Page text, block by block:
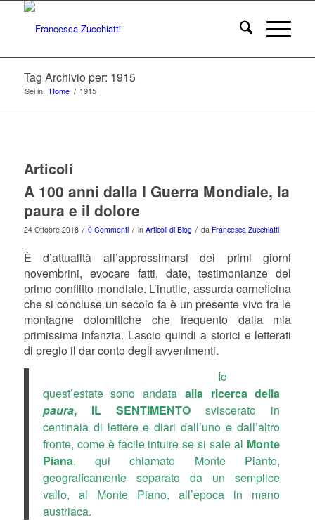
Tag Archivio per: 1915
Sei in: Home / 1915
Articoli
A 100 anni dalla I Guerra Mondiale, la
paura e il dolore
24 Ottobre 2018 / 0 Commenti / in Articoli di Blog / da Francesca Zucchiatti
È d’attualità all’approssimarsi dei primi giorni
novembrini, evocare fatti, date, testimonianze del
primo conflitto mondiale. L’inutile, assurda carneficina
che si concluse un secolo fa è un presente vivo fra le
montagne dolomitiche che frequento dalla mia
primissima infanzia. Lascio quindi a storici e letterati
di pregio il dar conto degli avvenimenti.
Io
quest’estate sono andata alla ricerca della
paura, IL SENTIMENTOsviscerato in
centinaia di lettere e diari dall’uno e dall’altro
fronte, come è facile intuire se si sale al Monte
Piana, qui chiamato Monte Pianto,
geograficamente separato da un semplice
vallo, al Monte Piano, all’epoca in mano
austriaca.